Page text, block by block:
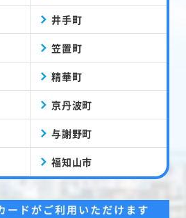
井手町
笠置町
精華町
京丹波町
与謝野町
福知山市